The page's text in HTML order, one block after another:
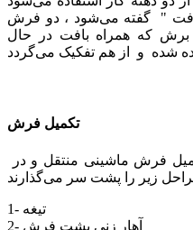
" گفته می‌شود ، دو فرش
که همراه بافت در حال
تکمیل فرش
فرش ماشینی منتقل و در
1- تیغه
2- آهار زنی پشت فرش